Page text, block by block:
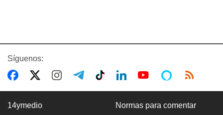
Síguenos:
14ymedio Normas para comentar